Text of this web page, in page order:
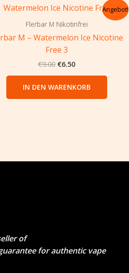
Angebot!
Flerbar M Nikotinfrei
M – Watermelon Ice Nicotine
Free 3
€9.00
Ursprünglicher
war:
€6.50
Aktueller
ist:
IN DEN WARENKORB
of
for authentic vape